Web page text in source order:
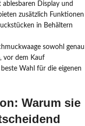
ablesbaren Display und
zusätzlich Funktionen
in Behältern
sowohl genau
vor dem Kauf
Wahl für die eigenen
Warum sie